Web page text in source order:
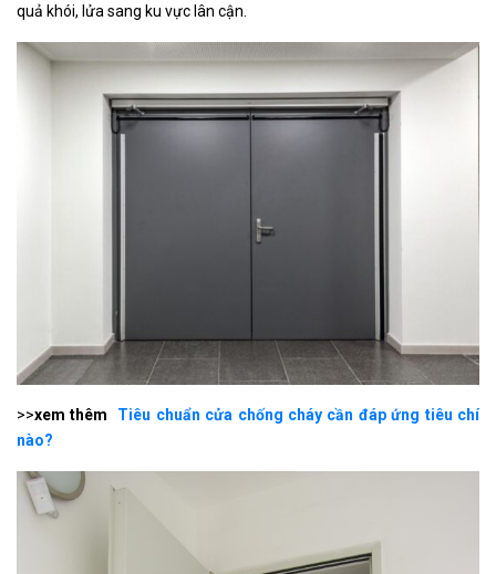
quả khói, lửa sang ku vực lân cận.
>>xem thêm
Tiêu chuẩn cửa chống cháy cần đáp ứng tiêu chí
nào?